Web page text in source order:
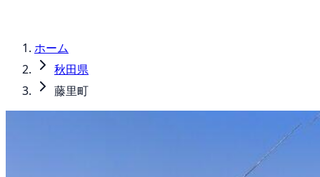
ホーム
秋田県
藤里町